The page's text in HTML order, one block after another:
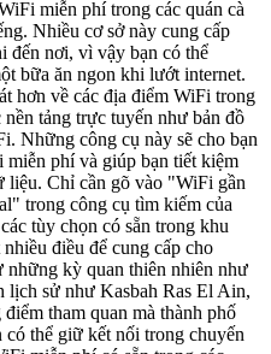
miễn phí trong các quán cà
Nhiều cơ sở này cung cấp
đến nơi, vì vậy bạn có thể
bữa ăn ngon khi lướt internet.
hơn về các địa điểm WiFi trong
tảng trực tuyến như bản đồ
Những công cụ này sẽ cho bạn
miễn phí và giúp bạn tiết kiệm
liệu. Chỉ cần gõ vào "WiFi gần
trong công cụ tìm kiếm của
tùy chọn có sẵn trong khu
điều để cung cấp cho
kỳ quan thiên nhiên như
lịch sử như Kasbah Ras El Ain,
tham quan mà thành phố
thể giữ kết nối trong chuyến